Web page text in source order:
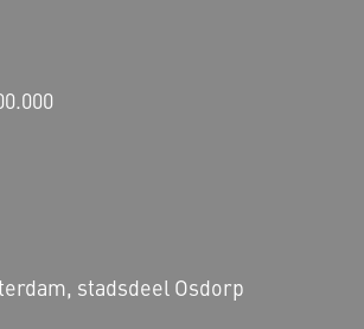
stadsdeel Osdorp